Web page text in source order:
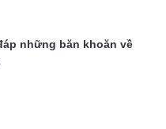
những băn khoăn về